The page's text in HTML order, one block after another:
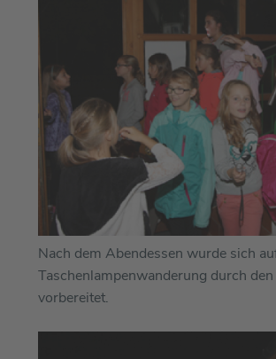
Nach dem Abendessen wurde sich
Taschenlampenwanderung durch
vorbereitet.